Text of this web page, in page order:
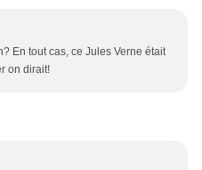
En tout cas, ce Jules Verne était
on dirait!